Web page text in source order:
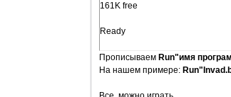
161K free
Ready
Прописываем Run"имя
На нашем примере: